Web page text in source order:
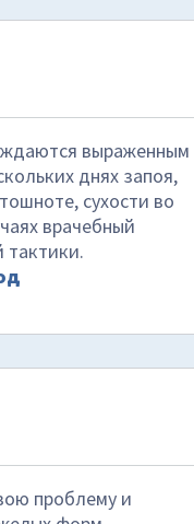
выраженным
днях запоя,
сухости во
врачебный
тактики.
проблему и